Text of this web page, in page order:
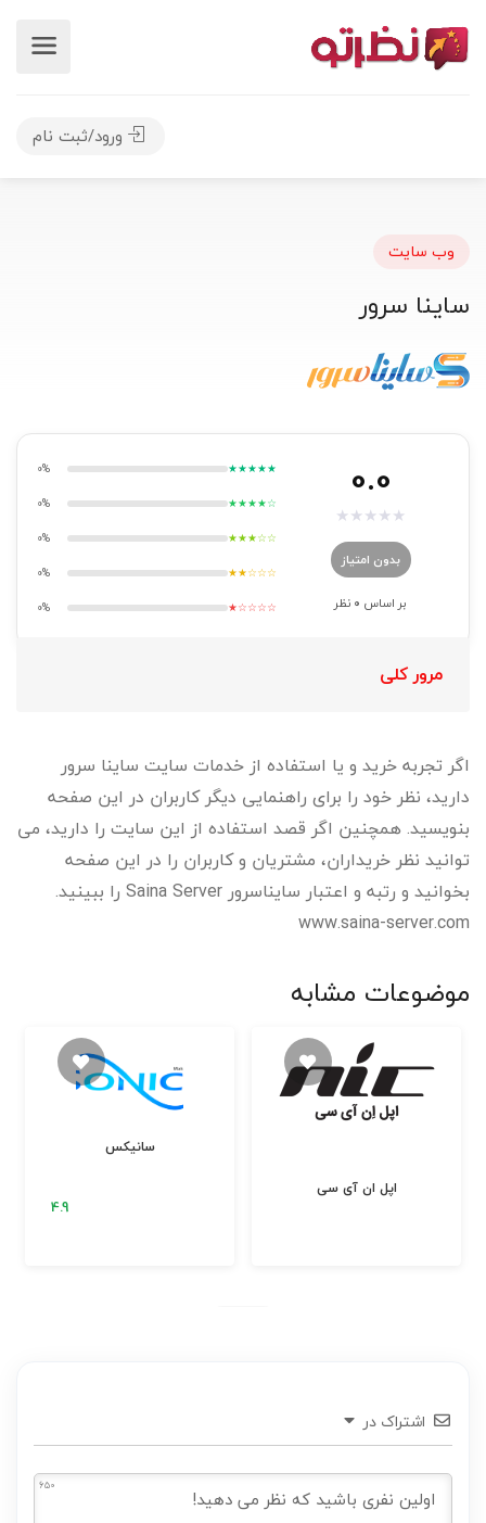
ورود/ثبت نام
وب سایت
ساینا سرور
0.0
★
★
★
★
★
بدون امتیاز
بر اساس 0 نظر
★★★★★
0%
★★★★☆
0%
★★★☆☆
0%
★★☆☆☆
0%
★☆☆☆☆
0%
مرور کلی
اگر تجربه خرید و یا استفاده از خدمات سایت ساینا سرور
دارید، نظر خود را برای راهنمایی دیگر کاربران در این صفحه
بنویسید. همچنین اگر قصد استفاده از این سایت را دارید، می
توانید نظر خریداران، مشتریان و کاربران را در این صفحه
بخوانید و رتبه و اعتبار سایناسرور Saina Server را ببینید.
www.saina-server.com
موضوعات مشابه
سانیکس
اپل ان آی سی
اشتراک در
650